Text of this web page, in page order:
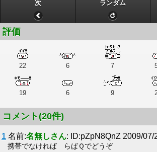
次 ランダム
評価
22 6 7
19 6 9
コメント(20件)
1 名前:名無しさん: ID:pZpN8QnZ 2009/07/
携帯でなければ らばＱでどうぞ